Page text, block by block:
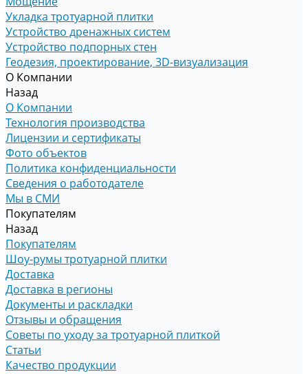
Укладка тротуарной плитки
Устройство дренажных систем
Устройство подпорных стен
Геодезия, проектирование, 3D-визуализация
О Компании
Назад
О Компании
Технология производства
Лицензии и сертификаты
Фото объектов
Политика конфиденциальности
Сведения о работодателе
Мы в СМИ
Покупателям
Назад
Покупателям
Шоу-румы тротуарной плитки
Доставка
Доставка в регионы
Документы и раскладки
Отзывы и обращения
Советы по уходу за тротуарной плиткой
Статьи
Качество продукции